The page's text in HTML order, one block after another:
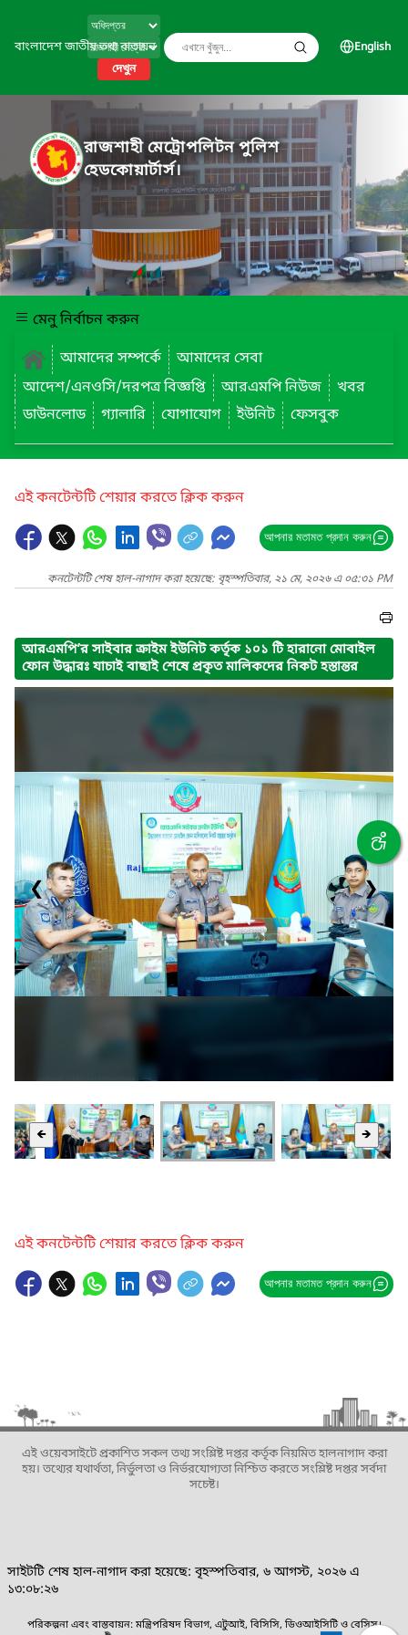
বাংলাদেশ জাতীয় তথ্য বাতায়ন
দেখুন
English
রাজশাহী মেট্রোপলিটন পুলিশ
হেডকোয়ার্টার্স।
মেনু নির্বাচন করুন
আমাদের সম্পর্কে
আমাদের সেবা
আদেশ/এনওসি/দরপত্র বিজ্ঞপ্তি
আরএমপি নিউজ
খবর
ডাউনলোড
গ্যালারি যোগাযোগ ইউনিট ফেসবুক
এই কনটেন্টটি শেয়ার করতে ক্লিক করুন
আপনার মতামত প্রদান করুন
কনটেন্টটি শেষ হাল-নাগাদ করা হয়েছে: বৃহস্পতিবার, ২১ মে, ২০২৬ এ ০৫:৩১ PM
আরএমপি’র সাইবার ক্রাইম ইউনিট কর্তৃক ১০১ টি হারানো মোবাইল
ফোন উদ্ধারঃ যাচাই বাছাই শেষে প্রকৃত মালিকদের নিকট হস্তান্তর
❮ ❯
🡸 🡺
এই কনটেন্টটি শেয়ার করতে ক্লিক করুন
আপনার মতামত প্রদান করুন
এই ওয়েবসাইটে প্রকাশিত সকল তথ্য সংশ্লিষ্ট দপ্তর কর্তৃক নিয়মিত হালনাগাদ করা
হয়। তথ্যের যথার্থতা, নির্ভুলতা ও নির্ভরযোগ্যতা নিশ্চিত করতে সংশ্লিষ্ট দপ্তর সর্বদা
সচেষ্ট।
সাইটটি শেষ হাল-নাগাদ করা হয়েছে: বৃহস্পতিবার, ৬ আগস্ট, ২০২৬ এ
১৩:০৮:২৬
পরিকল্পনা এবং বাস্তবায়ন: মন্ত্রিপরিষদ বিভাগ, এটুআই, বিসিসি, ডিওআইসিটি ও বেসিস।